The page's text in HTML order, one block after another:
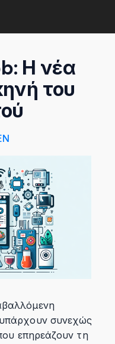
Η νέα
του
συνεχώς
επηρεάζουν τη